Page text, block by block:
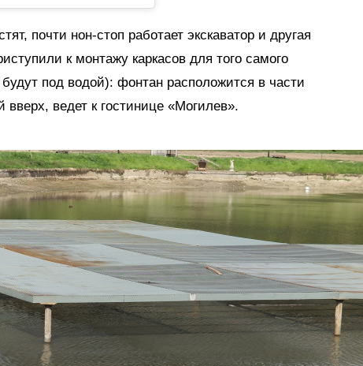
почти нон-стоп работает экскаватор и другая
к монтажу каркасов для того самого
под водой): фонтан расположится в части
вверх, ведет к гостинице «Могилев».